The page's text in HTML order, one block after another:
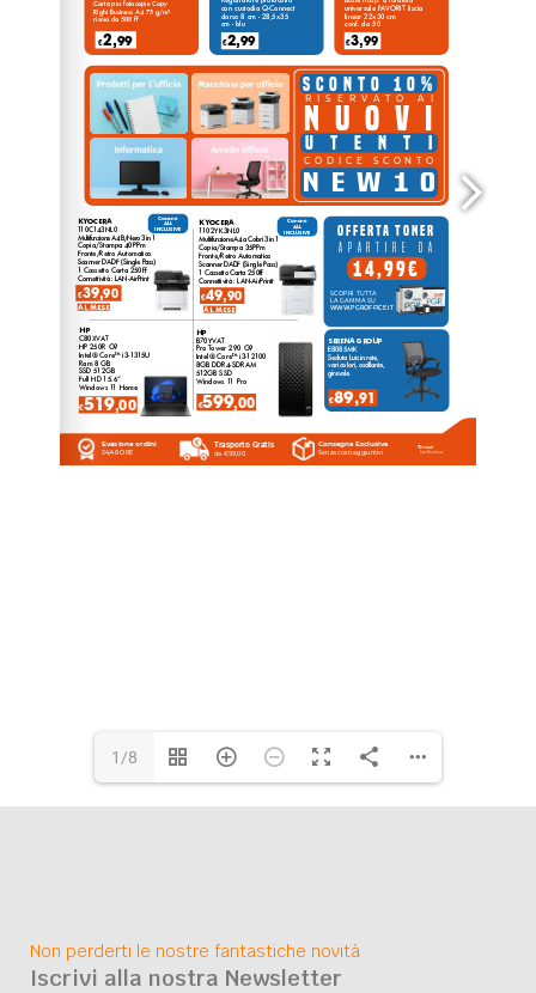
1/8
Non perderti le nostre fantastiche novità
Iscrivi alla nostra Newsletter